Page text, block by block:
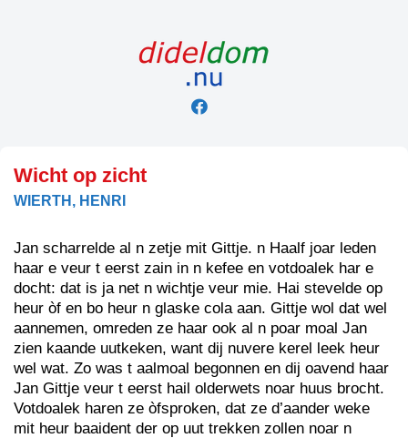
Wicht op zicht
WIERTH, HENRI
Jan scharrelde al n zetje mit Gittje. n Haalf joar leden
haar e veur t eerst zain in n kefee en votdoalek har e
docht: dat is ja net n wichtje veur mie. Hai stevelde op
heur òf en bo heur n glaske cola aan. Gittje wol dat wel
aannemen, omreden ze haar ook al n poar moal Jan
zien kaande uutkeken, want dij nuvere kerel leek heur
wel wat. Zo was t aalmoal begonnen en dij oavend haar
Jan Gittje veur t eerst hail olderwets noar huus brocht.
Votdoalek haren ze òfsproken, dat ze d’aander weke
mit heur baaident der op uut trekken zollen noar n